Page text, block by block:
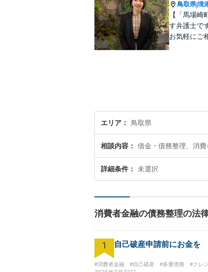
鳥取県|境
【「馬場
す弁護士で
お気軽にご
エリア 鳥取県
相談内容 借金・債務整理、消費
詳細条件 未選択
消費者金融の債務整理の法
1 自己破産申請前にお金を
#消費者金融 #自己破産 #多重債務 #クレ